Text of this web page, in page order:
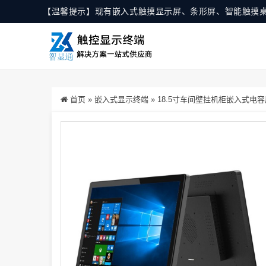
【温馨提示】现有嵌入式触摸显示屏、条形屏、智能触
首页 » 嵌入式显示终端 » 18.5寸车间壁挂机柜嵌入式电